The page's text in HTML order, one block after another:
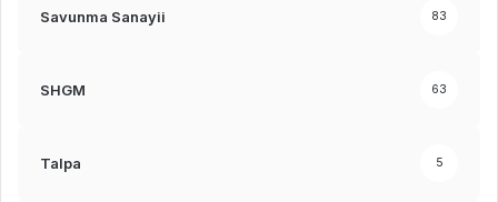
Savunma Sanayii 83
SHGM 63
Talpa 5